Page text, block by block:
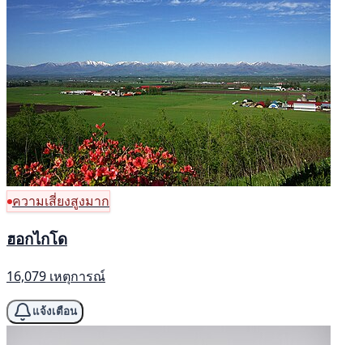
ความเสี่ยงสูงมาก
ฮอกไกโด
16,079 เหตุการณ์
แจ้งเตือน